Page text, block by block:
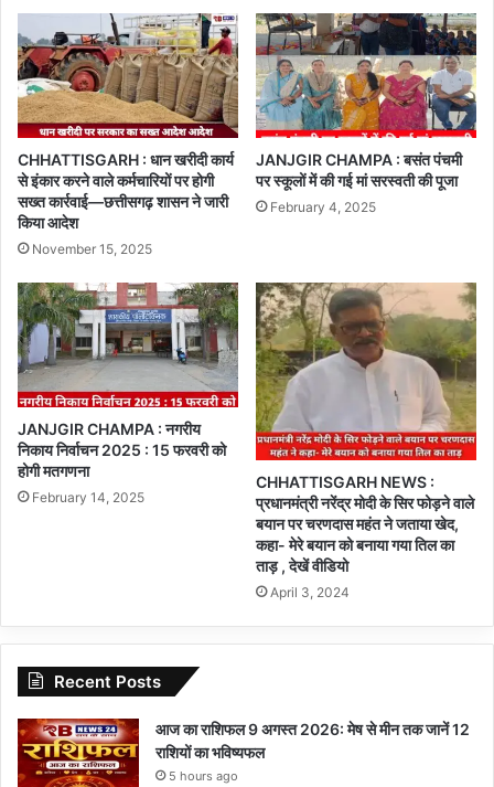
CHHATTISGARH : धान खरीदी कार्य
से इंकार करने वाले कर्मचारियों पर होगी
सख्त कार्रवाई—छत्तीसगढ़ शासन ने जारी
किया आदेश
November 15, 2025
JANJGIR CHAMPA : बसंत पंचमी
पर स्कूलों में की गई मां सरस्वती की पूजा
February 4, 2025
JANJGIR CHAMPA : नगरीय
निकाय निर्वाचन 2025 : 15 फरवरी को
होगी मतगणना
February 14, 2025
CHHATTISGARH NEWS :
प्रधानमंत्री नरेंद्र मोदी के सिर फोड़ने वाले
बयान पर चरणदास महंत ने जताया खेद,
कहा- मेरे बयान को बनाया गया तिल का
ताड़ , देखें वीडियो
April 3, 2024
Recent Posts
आज का राशिफल 9 अगस्त 2026: मेष से मीन तक जानें 12
राशियों का भविष्यफल
5 hours ago